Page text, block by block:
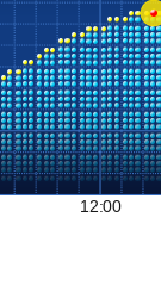
12:00